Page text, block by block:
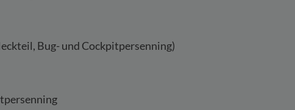
Bug- und Cockpitpersenning)